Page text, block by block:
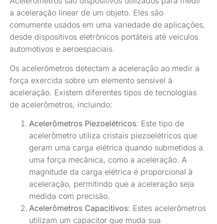
a aceleração linear de um objeto. Eles são
comumente usados em uma variedade de aplicações,
desde dispositivos eletrônicos portáteis até veículos
automotivos e aeroespaciais.
Os acelerômetros detectam a aceleração ao medir a
força exercida sobre um elemento sensível à
aceleração. Existem diferentes tipos de tecnologias
de acelerômetros, incluindo:
Acelerômetros Piezoelétricos: Este tipo de
acelerômetro utiliza cristais piezoelétricos que
geram uma carga elétrica quando submetidos a
uma força mecânica, como a aceleração. A
magnitude da carga elétrica é proporcional à
aceleração, permitindo que a aceleração seja
medida com precisão.
Acelerômetros Capacitivos: Estes acelerômetros
utilizam um capacitor que muda sua